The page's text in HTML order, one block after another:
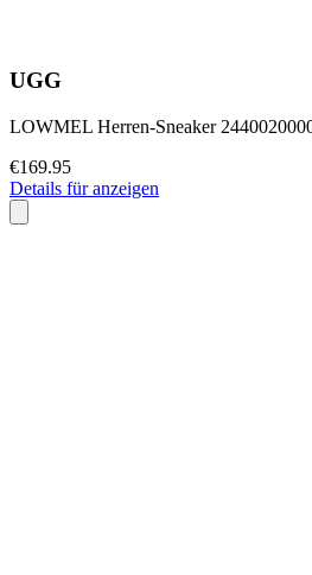
UGG
LOWMEL Herren-Sneaker
€169.95
Details für anzeigen